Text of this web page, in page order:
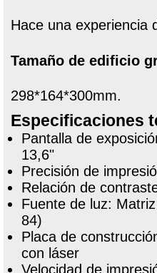
Hace una experiencia
Tamaño de edificio
298*164*300mm.
Especificaciones
Pantalla de
13,6"
Precisión de
Relación de
Fuente de luz:
84)
Placa de
con láser
Velocidad de